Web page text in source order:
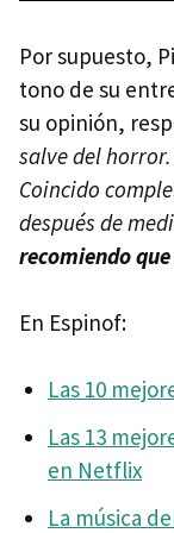
Por supuesto,
tono de su
su opinión,
salve del
Coincido
después de
recomiendo
En Espinof:
Las 10
Las 13
en Netflix
La música